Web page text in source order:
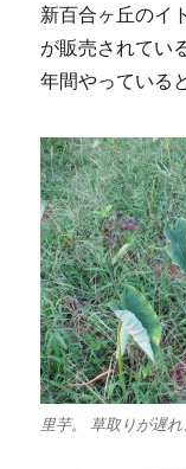
新百合ヶ丘のイ
が販売されてい
年間やっている
里芋。 草取りが遅れ